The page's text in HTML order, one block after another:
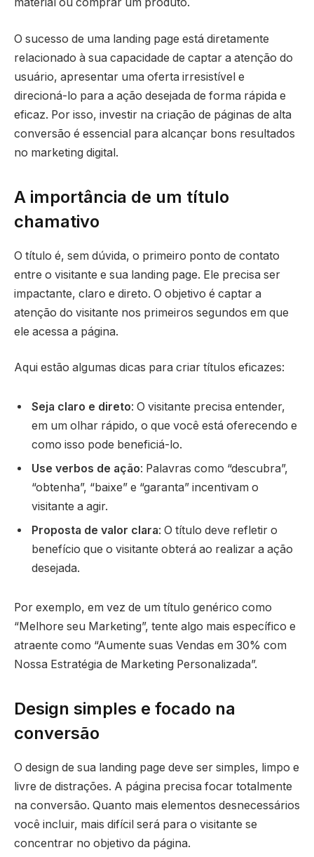
O sucesso de uma landing page está diretamente
relacionado à sua capacidade de captar a atenção do
usuário, apresentar uma oferta irresistível e
direcioná-lo para a ação desejada de forma rápida e
eficaz. Por isso, investir na criação de páginas de alta
conversão é essencial para alcançar bons resultados
no marketing digital.
A importância de um título
chamativo
O título é, sem dúvida, o primeiro ponto de contato
entre o visitante e sua landing page. Ele precisa ser
impactante, claro e direto. O objetivo é captar a
atenção do visitante nos primeiros segundos em que
ele acessa a página.
Aqui estão algumas dicas para criar títulos eficazes:
Seja claro e direto: O visitante precisa entender,
em um olhar rápido, o que você está oferecendo e
como isso pode beneficiá-lo.
Use verbos de ação: Palavras como “descubra”,
“obtenha”, “baixe” e “garanta” incentivam o
visitante a agir.
Proposta de valor clara: O título deve refletir o
benefício que o visitante obterá ao realizar a ação
desejada.
Por exemplo, em vez de um título genérico como
“Melhore seu Marketing”, tente algo mais específico e
atraente como “Aumente suas Vendas em 30% com
Nossa Estratégia de Marketing Personalizada”.
Design simples e focado na
conversão
O design de sua landing page deve ser simples, limpo e
livre de distrações. A página precisa focar totalmente
na conversão. Quanto mais elementos desnecessários
você incluir, mais difícil será para o visitante se
concentrar no objetivo da página.